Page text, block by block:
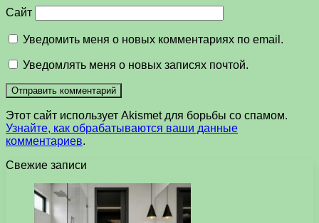
Сайт
Уведомить меня о новых комментариях по email.
Уведомлять меня о новых записях почтой.
Этот сайт использует Akismet для борьбы со спамом.
Узнайте, как обрабатываются ваши данные
комментариев.
Свежие записи